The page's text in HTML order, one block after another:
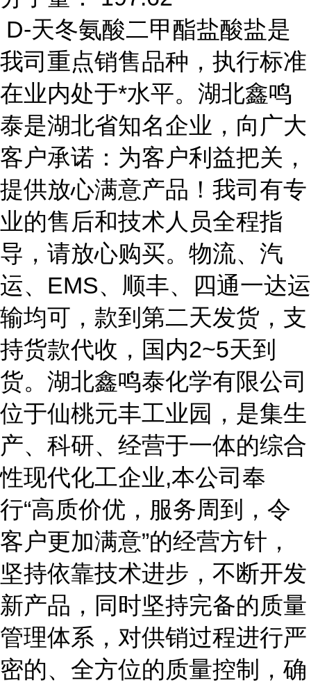
D-天冬氨酸二甲酯盐酸盐是
我司重点销售品种，执行标准
在业内处于*水平。湖北鑫鸣
泰是湖北省知名企业，向广大
客户承诺：为客户利益把关，
提供放心满意产品！我司有专
业的售后和技术人员全程指
导，请放心购买。物流、汽
运、EMS、顺丰、四通一达运
输均可，款到第二天发货，支
持货款代收，国内2~5天到
货。湖北鑫鸣泰化学有限公司
位于仙桃元丰工业园，是集生
产、科研、经营于一体的综合
性现代化工企业,本公司奉
行“高质价优，服务周到，令
客户更加满意”的经营方针，
坚持依靠技术进步，不断开发
新产品，同时坚持完备的质量
管理体系，对供销过程进行严
密的、全方位的质量控制，确